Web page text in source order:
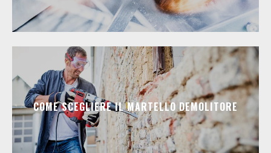
COME SCEGLIERE IL MARTELLO DEMOLITORE